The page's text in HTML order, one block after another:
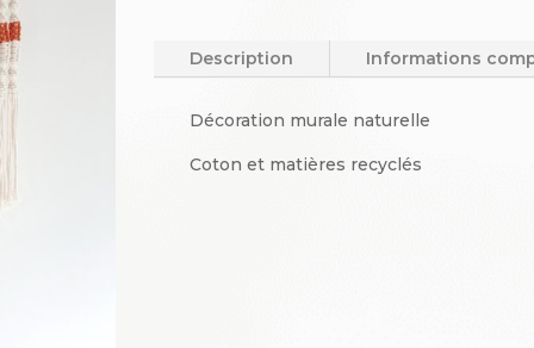
Description Informations
Décoration murale naturelle
Coton et matières recyclés